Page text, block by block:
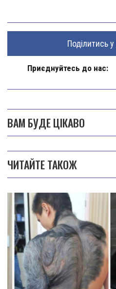
Поділитись у
Приєднуйтесь до нас:
ВАМ БУДЕ ЦІКАВО
ЧИТАЙТЕ ТАКОЖ